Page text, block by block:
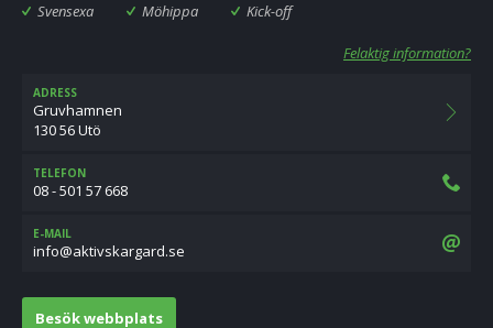
Svensexa Möhippa Kick-off
Felaktig information?
ADRESS
Gruvhamnen
130 56 Utö
TELEFON
08 - 501 57 668
E-MAIL
es.dragraksvitka@ofni
Besök webbplats